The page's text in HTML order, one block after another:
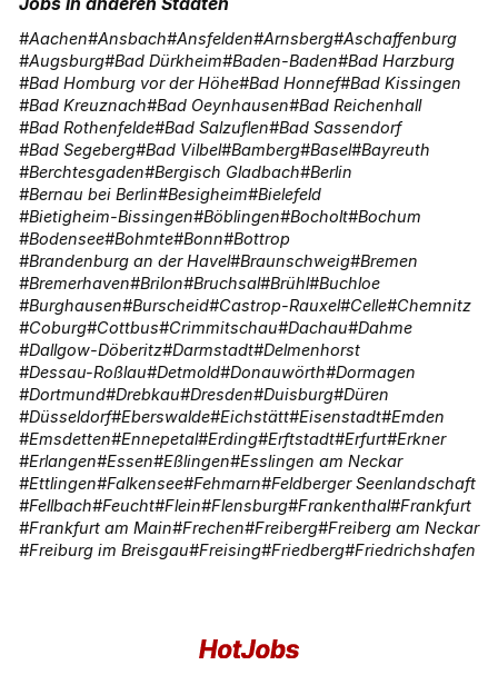
Aachen Ansbach Ansfelden Arnsberg Aschaffenburg
Augsburg Bad Dürkheim Baden-Baden Bad Harzburg
Bad Homburg vor der Höhe Bad Honnef Bad Kissingen
Bad Kreuznach Bad Oeynhausen Bad Reichenhall
Bad Rothenfelde Bad Salzuflen Bad Sassendorf
Bad Segeberg Bad Vilbel Bamberg Basel Bayreuth
Berchtesgaden Bergisch Gladbach Berlin
Bernau bei Berlin Besigheim Bielefeld
Bietigheim-Bissingen Böblingen Bocholt Bochum
Bodensee Bohmte Bonn Bottrop
Brandenburg an der Havel Braunschweig Bremen
Bremerhaven Brilon Bruchsal Brühl Buchloe
Burghausen Burscheid Castrop-Rauxel Celle Chemnitz
Coburg Cottbus Crimmitschau Dachau Dahme
Dallgow-Döberitz Darmstadt Delmenhorst
Dessau-Roßlau Detmold Donauwörth Dormagen
Dortmund Drebkau Dresden Duisburg Düren
Düsseldorf Eberswalde Eichstätt Eisenstadt Emden
Emsdetten Ennepetal Erding Erftstadt Erfurt Erkner
Erlangen Essen Eßlingen Esslingen am Neckar
Ettlingen Falkensee Fehmarn Feldberger Seenlandschaft
Fellbach Feucht Flein Flensburg Frankenthal Frankfurt
Frankfurt am Main Frechen Freiberg Freiberg am Neckar
Freiburg im Breisgau Freising Friedberg Friedrichshafen